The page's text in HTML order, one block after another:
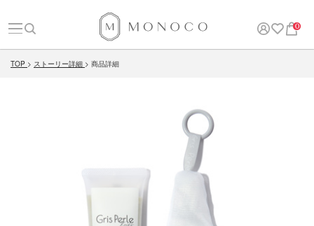
0
TOP ストーリー詳細 商品詳細